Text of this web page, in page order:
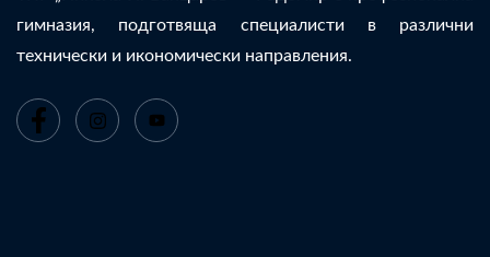
гимназия, подготвяща специалисти в различни
технически и икономически направления.